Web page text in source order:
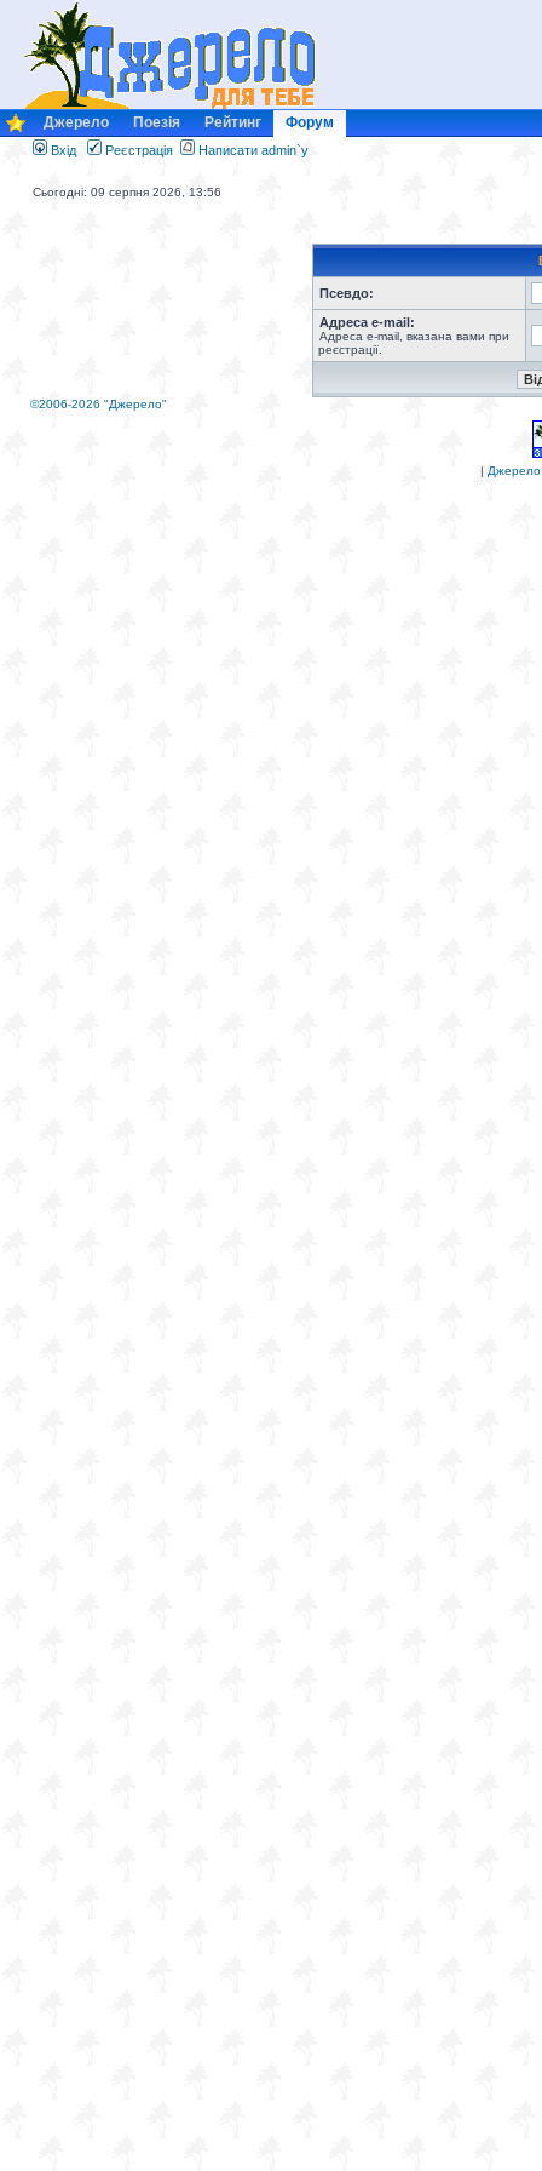
Джерело Поезія Рейтинг Форум
Вхід Реєстрація Написати admin`у
Сьогодні: 09 серпня 2026, 13:56
Псевдо:
Адреса e-mail:
Адреса e-mail, вказана вами при
реєстрації.
©2006-2026 "Джерело"
| Джерело